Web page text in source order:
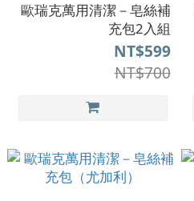
歐瑞克萬用清潔－皂絲補
充包2入組
NT$599
NT$700